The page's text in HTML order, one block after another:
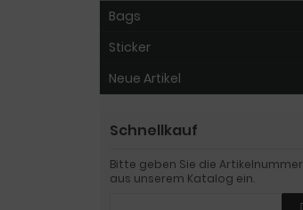
Bags
Sticker
Neue Artikel
Schnellkauf
Bitte geben Sie die Artikelnummer
aus unserem Katalog ein.